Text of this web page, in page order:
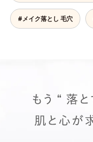
#メイク落とし 毛穴